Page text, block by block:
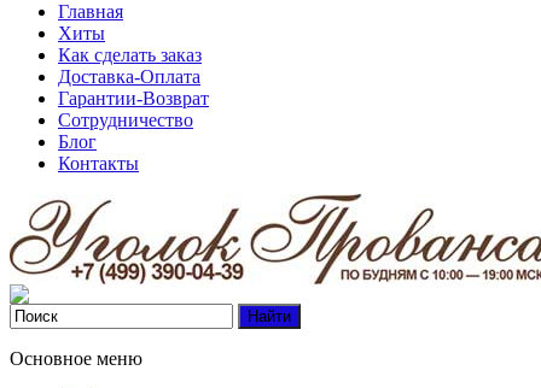
Главная
Хиты
Как сделать заказ
Доставка-Оплата
Гарантии-Возврат
Сотрудничество
Блог
Контакты
Основное меню